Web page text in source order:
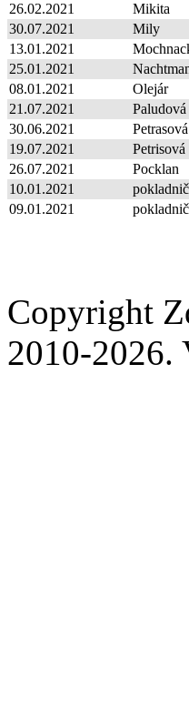
26.02.2021
Mikita
30.07.2021
Mily
13.01.2021
25.01.2021
08.01.2021
Olejár
21.07.2021
Paludová
30.06.2021
Petrasová
19.07.2021
Petrisová
26.07.2021
Pocklan
10.01.2021
09.01.2021
Copyright
2010-2026.